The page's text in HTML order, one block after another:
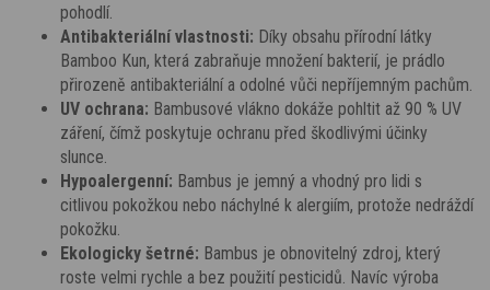
pohodlí.
Antibakteriální vlastnosti: Díky obsahu přírodní látky
Bamboo Kun, která zabraňuje množení bakterií, je prádlo
přirozeně antibakteriální a odolné vůči nepříjemným pachům.
UV ochrana: Bambusové vlákno dokáže pohltit až 90 % UV
záření, čímž poskytuje ochranu před škodlivými účinky
slunce.
Hypoalergenní: Bambus je jemný a vhodný pro lidi s
citlivou pokožkou nebo náchylné k alergiím, protože nedráždí
pokožku.
Ekologicky šetrné: Bambus je obnovitelný zdroj, který
roste velmi rychle a bez použití pesticidů. Navíc výroba